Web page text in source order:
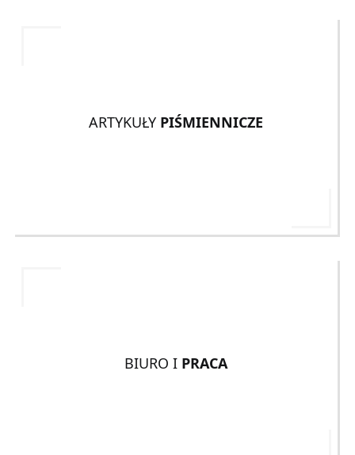
ARTYKUŁY PIŚMIENNICZE
BIURO I PRACA